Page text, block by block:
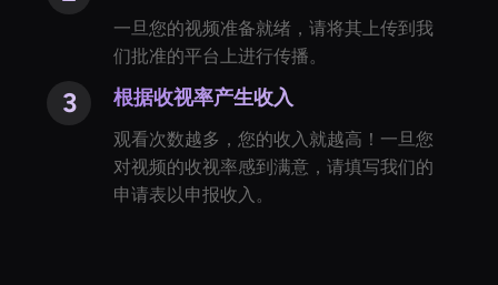
一旦您的视频准备就绪，请将其上传到我
们批准的平台上进行传播。
根据收视率产生收入
观看次数越多，您的收入就越高！一旦您
对视频的收视率感到满意，请填写我们的
申请表以申报收入。